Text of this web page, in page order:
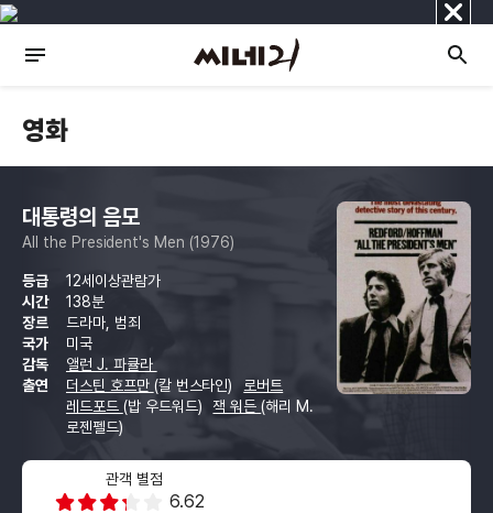
닫
기
영화
대통령의 음모
All the President's Men (1976)
등급
12세이상관람가
시간
138분
장르
드라마, 범죄
국가
미국
감독
앨런 J. 파큘라
출연
더스틴 호프만 (칼 번스타인)
로버트
레드포드 (밥 우드워드) 잭 워든(해리 M.
로젠펠드)
관객 별점
6.62